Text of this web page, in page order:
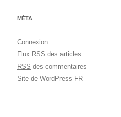
MÉTA
Connexion
Flux RSS des articles
RSS des commentaires
Site de WordPress-FR